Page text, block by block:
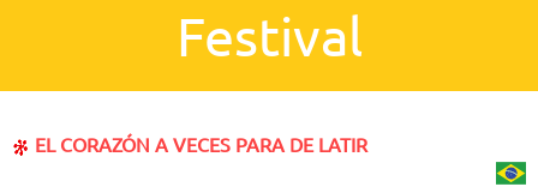
Festival
EL CORAZÓN A VECES PARA DE LATIR